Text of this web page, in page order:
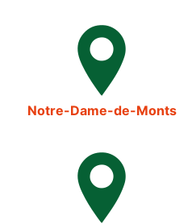
Notre-Dame-de-Monts